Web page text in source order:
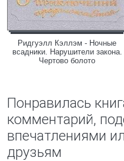
Ридгуэлл Кэллэм - Ночные
всадники. Нарушители закона.
Чертово болото
Понравилась
комментарий,
впечатлениями
друзьям